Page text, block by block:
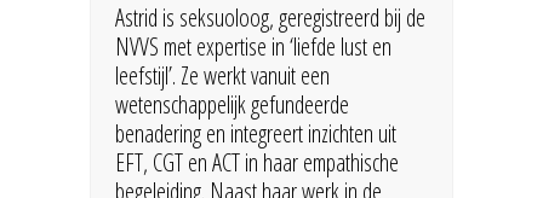
Astrid is seksuoloog, geregistreerd bij de
NVVS met expertise in ‘liefde lust en
leefstijl’. Ze werkt vanuit een
wetenschappelijk gefundeerde
benadering en integreert inzichten uit
EFT, CGT en ACT in haar empathische